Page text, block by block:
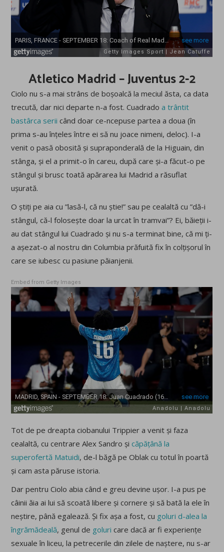
Atletico Madrid – Juventus 2-2
Ciolo nu s-a mai strâns de boșoalcă la meciul ăsta, ca data
trecută, dar nici departe n-a fost. Cuadradoa trântit
bastârca serii când doar ce-ncepuse partea a doua (în
prima s-au înțeles între ei să nu joace nimeni, deloc). I-a
venit o pasă obosită și supraponderală de la Higuain, din
stânga, și el a primit-o în careu, după care și-a făcut-o pe
stângul și brusc toată apărarea lui Madrid a răsuflat
ușurată.
O știți pe aia cu ”lasă-l, că nu știe!” sau pe cealaltă cu ”dă-i
stângul, că-l folosește doar la urcat în tramvai”? Ei, băieții i-
au dat stângul lui Cuadrado și nu s-a terminat bine, că mi ți-
a așezat-o al nostru din Columbia prăfuită fix în colțișorul în
care se iubesc cu pasiune păianjenii.
Embed from Getty Images
Tot de pe dreapta ciobanului Trippier a venit și faza
cealaltă, cu centrare Alex Sandro șicăpățână la
superofertă Matuidi, de-l băgă pe Oblak cu totul în poartă
și cam asta păruse istoria.
Dar pentru Ciolo abia când e greu devine ușor. I-a pus pe
câinii ăia ai lui să scoată libere și cornere și să bată la ele în
neștire, până egalează. Și fix așa a fost, cu goluri d-alea la
îngrămădeală, genul de goluri care dacă ar fi experiențe
sexuale în liceu, la petrecerile din zilele de naștere, nu s-ar